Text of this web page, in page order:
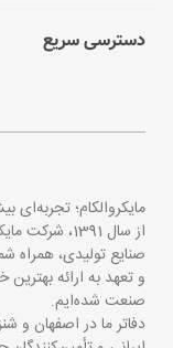
دسترسی سریع
مایکروالکام؛
از سال 1391،
صنایع تولیدی، همراه
و تعهد به ارائه
صنعت شده‌ایم.
دفاتر ما در اصفهان و